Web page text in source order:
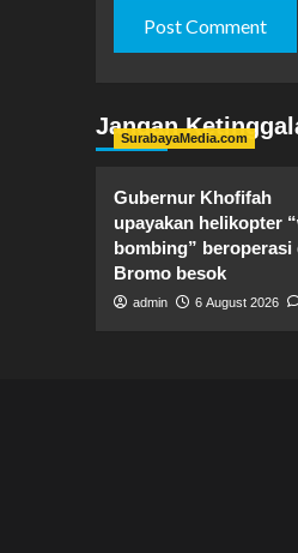
Jangan
SurabayaMedia.com
Gubernur Khofifah
upayakan helikopter
bombing” beroperasi
Bromo besok
admin 6 August 2026